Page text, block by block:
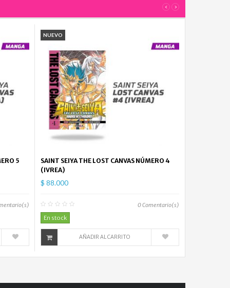
‹ ›
5
NUEVO
SAINT SEIYA THE LOST CANVAS NÚMERO 4
(IVREA)
$ 88.000
0Comentario(s)
En stock
AÑADIR AL CARRITO